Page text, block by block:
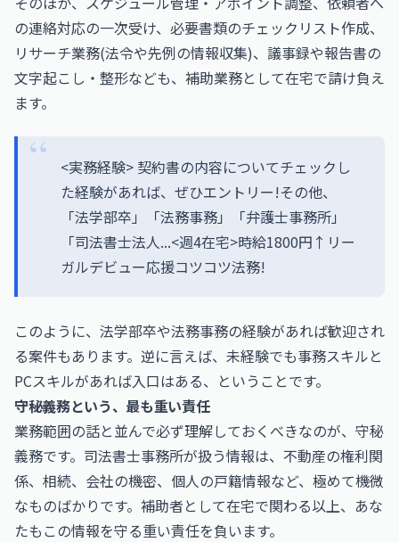
の連絡対応の一次受け、必要書類のチェックリスト作成、
リサーチ業務(法令や先例の情報収集)、議事録や報告書の
文字起こし・整形なども、補助業務として在宅で請け負え
ます。
<実務経験> 契約書の内容についてチェックし
た経験があれば、ぜひエントリー!その他、
「法学部卒」「法務事務」「弁護士事務所」
「司法書士法人...<週4在宅>時給1800円↑リー
ガルデビュー応援コツコツ法務!
このように、法学部卒や法務事務の経験があれば歓迎され
る案件もあります。逆に言えば、未経験でも事務スキルと
PCスキルがあれば入口はある、ということです。
守秘義務という、最も重い責任
業務範囲の話と並んで必ず理解しておくべきなのが、守秘
義務です。司法書士事務所が扱う情報は、不動産の権利関
係、相続、会社の機密、個人の戸籍情報など、極めて機微
なものばかりです。補助者として在宅で関わる以上、あな
たもこの情報を守る重い責任を負います。